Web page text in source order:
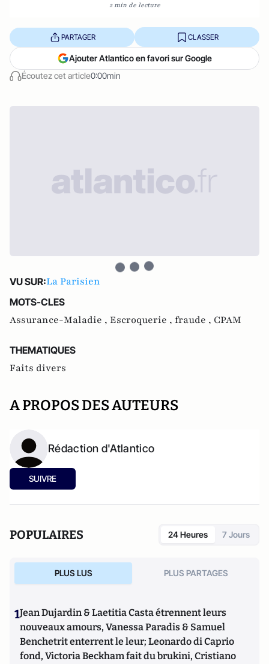
2 min de lecture
Écoutez cet article0:00min
PARTAGER CLASSER
Ajouter Atlantico en favori sur Google
VU SUR:La Parisien
MOTS-CLES
Assurance-Maladie , Escroquerie , fraude , CPAM
THEMATIQUES
Faits divers
A PROPOS DES AUTEURS
Rédaction d'Atlantico
SUIVRE
POPULAIRES 24 Heures 7 Jours
PLUS LUS PLUS PARTAGES
1Jean Dujardin & Laetitia Casta étrennent leurs
nouveaux amours, Vanessa Paradis & Samuel
Benchetrit enterrent le leur; Leonardo di Caprio
fond, Victoria Beckham fait du brukini, Cristiano